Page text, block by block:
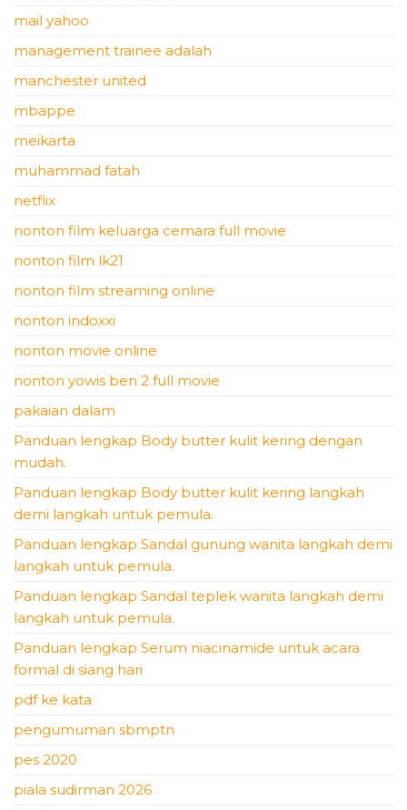
mail yahoo
management trainee adalah
manchester united
mbappe
meikarta
muhammad fatah
netflix
nonton film keluarga cemara full movie
nonton film lk21
nonton film streaming online
nonton indoxxi
nonton movie online
nonton yowis ben 2 full movie
pakaian dalam
Panduan lengkap Body butter kulit kering dengan
mudah.
Panduan lengkap Body butter kulit kering langkah
demi langkah untuk pemula.
Panduan lengkap Sandal gunung wanita langkah demi
langkah untuk pemula.
Panduan lengkap Sandal teplek wanita langkah demi
langkah untuk pemula.
Panduan lengkap Serum niacinamide untuk acara
formal di siang hari
pdf ke kata
pengumuman sbmptn
pes 2020
piala sudirman 2026